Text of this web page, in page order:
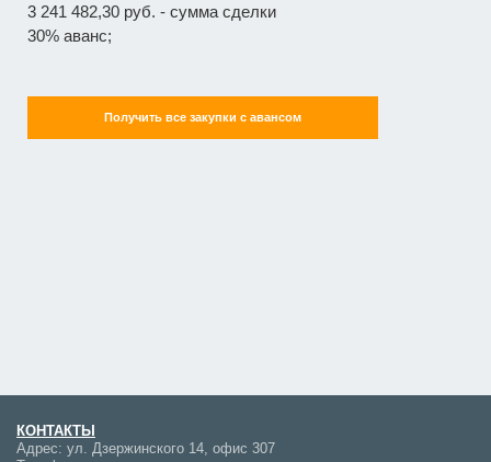
3 241 482,30 руб. - сумма сделки
30% аванс;
Получить все закупки с авансом
КОНТАКТЫ
Адрес: ул. Дзержинского 14, офис 307